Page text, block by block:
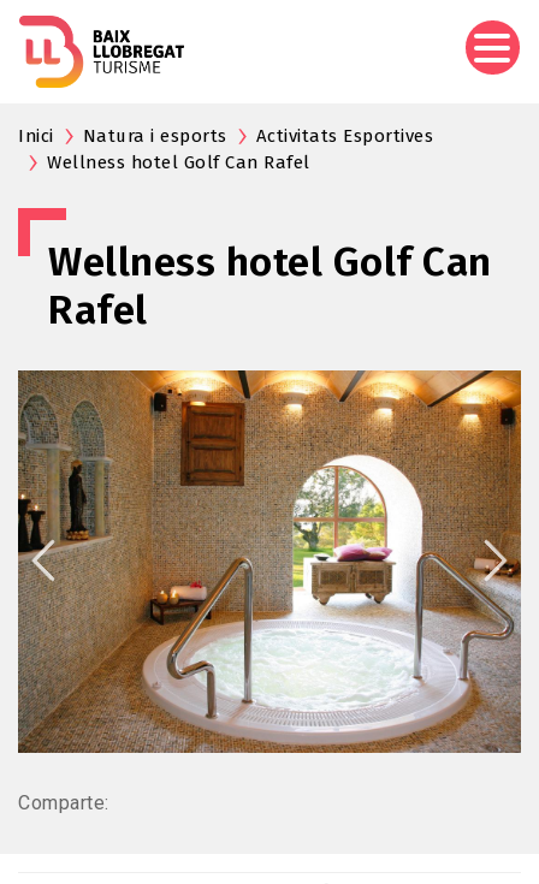
Inici Natura i esports
Activitats Esportives
Wellness hotel Golf Can Rafel
Wellness hotel Golf Can
Rafel
Comparte: